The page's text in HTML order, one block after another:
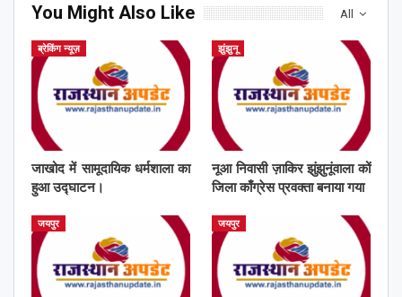
All
You Might Also Like
ब्रेकिंग न्यूज़
जाखोद में सामूदायिक धर्मशाला का
हुआ उद्घाटन।
झुंझुनू
नूआ निवासी ज़ाकिर झुंझुनूंवाला कों
जिला काँग्रेस प्रवक्ता बनाया गया
जयपुर जयपुर